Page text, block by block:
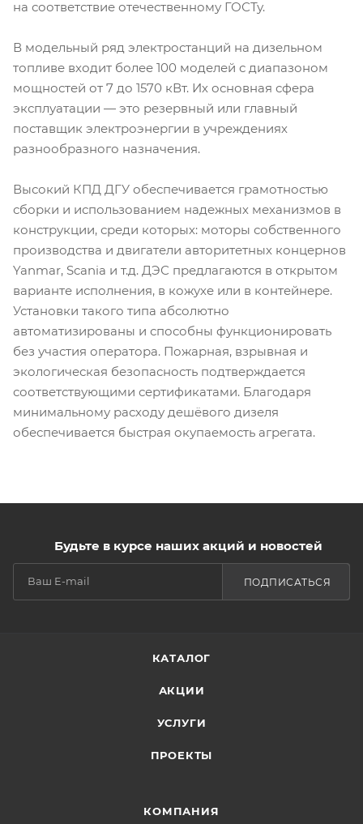
на соответствие отечественному ГОСТу.
В модельный ряд электростанций на дизельном
топливе входит более 100 моделей с диапазоном
мощностей от 7 до 1570 кВт. Их основная сфера
эксплуатации — это резервный или главный
поставщик электроэнергии в учреждениях
разнообразного назначения.
Высокий КПД ДГУ обеспечивается грамотностью
сборки и использованием надежных механизмов в
конструкции, среди которых: моторы собственного
производства и двигатели авторитетных концернов
Yanmar, Scania и т.д. ДЭС предлагаются в открытом
варианте исполнения, в кожухе или в контейнере.
Установки такого типа абсолютно
автоматизированы и способны функционировать
без участия оператора. Пожарная, взрывная и
экологическая безопасность подтверждается
соответствующими сертификатами. Благодаря
минимальному расходу дешёвого дизеля
обеспечивается быстрая окупаемость агрегата.
Будьте в курсе наших акций и новостей
ПОДПИСАТЬСЯ
КАТАЛОГ
АКЦИИ
УСЛУГИ
ПРОЕКТЫ
КОМПАНИЯ